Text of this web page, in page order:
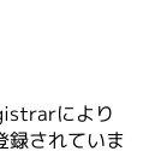
により
されていま